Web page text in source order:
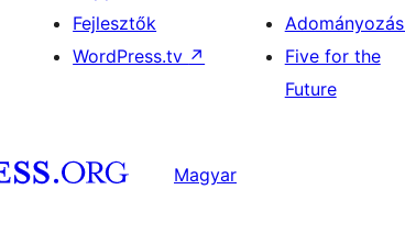
Fejlesztők
WordPress.tv ↗
Adományozás
Five for the
Future
Magyar